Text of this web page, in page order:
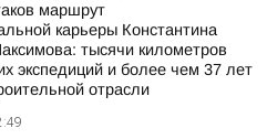
маршрут
карьеры Константина
тысячи километров
экспедиций и более чем 37 лет
отрасли